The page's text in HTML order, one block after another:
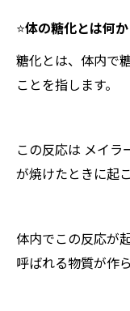
⭐️体の糖化とは何か
糖化とは、体内で
ことを指します。
この反応は メイラ
が焼けたときに起
体内でこの反応が
呼ばれる物質が作